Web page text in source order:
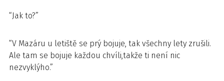
“Jak to?”
“V Mazáru u letiště se prý bojuje, tak všechny lety zrušili.
Ale tam se bojuje každou chvíli,takže ti není nic
nezvyklýho.”